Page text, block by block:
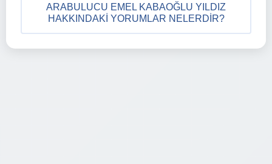
ARABULUCU EMEL KABAOĞLU YILDIZ
HAKKINDAKI YORUMLAR NELERDIR?